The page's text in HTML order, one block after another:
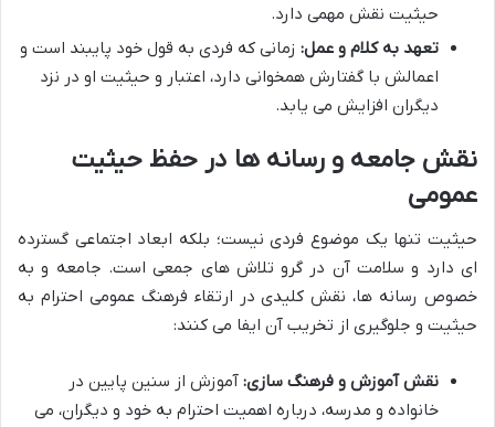
حیثیت نقش مهمی دارد.
تعهد به کلام و عمل: زمانی که فردی به قول خود پایبند است و
اعمالش با گفتارش همخوانی دارد، اعتبار و حیثیت او در نزد
دیگران افزایش می یابد.
نقش جامعه و رسانه ها در حفظ حیثیت
عمومی
حیثیت تنها یک موضوع فردی نیست؛ بلکه ابعاد اجتماعی گسترده
ای دارد و سلامت آن در گرو تلاش های جمعی است. جامعه و به
خصوص رسانه ها، نقش کلیدی در ارتقاء فرهنگ عمومی احترام به
حیثیت و جلوگیری از تخریب آن ایفا می کنند:
نقش آموزش و فرهنگ سازی: آموزش از سنین پایین در
خانواده و مدرسه، درباره اهمیت احترام به خود و دیگران، می